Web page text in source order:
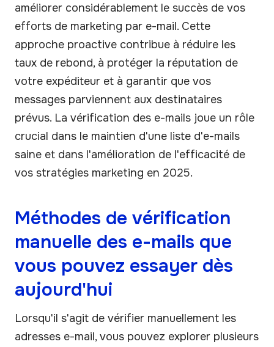
améliorer considérablement le succès de vos
efforts de marketing par e-mail. Cette
approche proactive contribue à réduire les
taux de rebond, à protéger la réputation de
votre expéditeur et à garantir que vos
messages parviennent aux destinataires
prévus. La vérification des e-mails joue un rôle
crucial dans le maintien d'une liste d'e-mails
saine et dans l'amélioration de l'efficacité de
vos stratégies marketing en 2025.
Méthodes de vérification
manuelle des e-mails que
vous pouvez essayer dès
aujourd'hui
Lorsqu'il s'agit de vérifier manuellement les
adresses e-mail, vous pouvez explorer plusieurs